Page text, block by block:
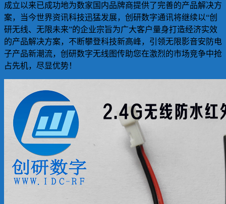
成立以来已成功地为数家国内品牌商提供了完善的产品解决方
案，当今世界资讯科技迅猛发展，创研数字通讯将继续以“创
研无线、无限未来”的企业宗旨为广大客户量身打造经济实效
的产品解决方案，不断攀登科技新高峰，引领无限影音安防电
子产品新潮流，创研数字无线图传助您在激烈的市场竞争中抢
占先机，尽显优势！